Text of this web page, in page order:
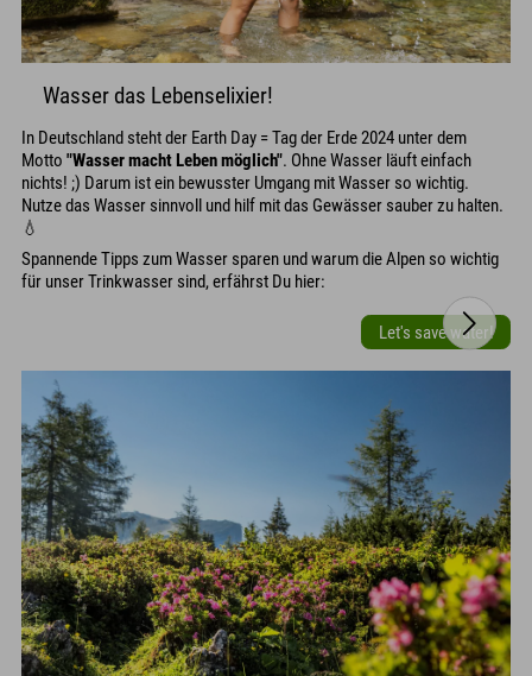
Wasser das Lebenselixier!
In Deutschland steht der Earth Day = Tag der Erde 2024 unter dem
Motto "Wasser macht Leben möglich". Ohne Wasser läuft einfach
nichts! ;) Darum ist ein bewusster Umgang mit Wasser so wichtig.
Nutze das Wasser sinnvoll und hilf mit das Gewässer sauber zu halten.
💧
Spannende Tipps zum Wasser sparen und warum die Alpen so wichtig
für unser Trinkwasser sind, erfährst Du hier:
Let's save water!